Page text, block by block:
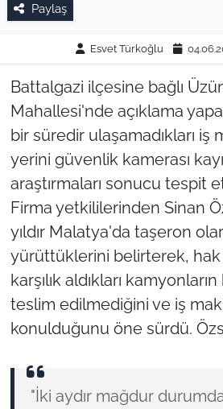
Paylaş
Esvet Türkoğlu
Battalgazi ilçesine bağlı
Mahallesi'nde açıklama
bir süredir ulaşamadıkları iş
yerini güvenlik kamerası
araştırmaları sonucu tespit
Firma yetkililerinden Sinan
yıldır Malatya'da taşeron
yürüttüklerini belirterek,
karşılık aldıkları
teslim edilmediğini ve iş
konulduğunu öne sürdü.
"İki aydır mağdur